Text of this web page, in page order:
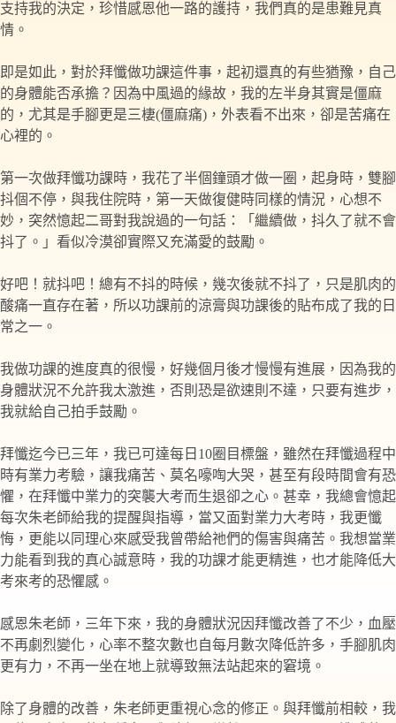
支持我的決定，珍惜感恩他一路的護持，我們真的是患難見真
情。
即是如此，對於拜懺做功課這件事，起初還真的有些猶豫，自己
的身體能否承擔？因為中風過的緣故，我的左半身其實是僵麻
的，尤其是手腳更是三棲(僵麻痛)，外表看不出來，卻是苦痛在
心裡的。
第一次做拜懺功課時，我花了半個鐘頭才做一圈，起身時，雙腳
抖個不停，與我住院時，第一天做復健時同樣的情況，心想不
妙，突然憶起二哥對我說過的一句話：「繼續做，抖久了就不會
抖了。」看似冷漠卻實際又充滿愛的鼓勵。
好吧！就抖吧！總有不抖的時候，幾次後就不抖了，只是肌肉的
酸痛一直存在著，所以功課前的涼膏與功課後的貼布成了我的日
常之一。
我做功課的進度真的很慢，好幾個月後才慢慢有進展，因為我的
身體狀況不允許我太激進，否則恐是欲速則不達，只要有進步，
我就給自己拍手鼓勵。
拜懺迄今已三年，我已可達每日10圈目標盤，雖然在拜懺過程中
時有業力考驗，讓我痛苦、莫名嚎啕大哭，甚至有段時間會有恐
懼，在拜懺中業力的突襲大考而生退卻之心。甚幸，我總會憶起
每次朱老師給我的提醒與指導，當又面對業力大考時，我更懺
悔，更能以同理心來感受我曾帶給祂們的傷害與痛苦。我想當業
力能看到我的真心誠意時，我的功課才能更精進，也才能降低大
考來考的恐懼感。
感恩朱老師，三年下來，我的身體狀況因拜懺改善了不少，血壓
不再劇烈變化，心率不整次數也自每月數次降低許多，手腳肌肉
更有力，不再一坐在地上就導致無法站起來的窘境。
除了身體的改善，朱老師更重視心念的修正。與拜懺前相較，我